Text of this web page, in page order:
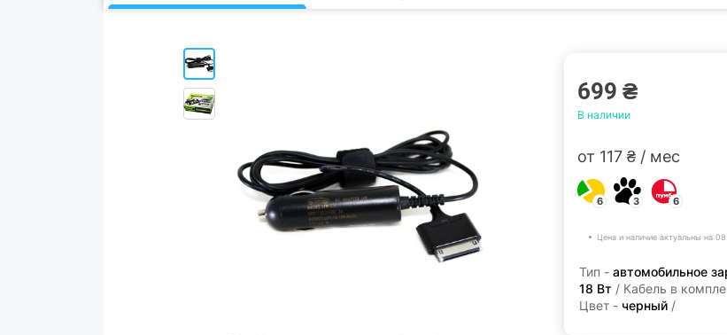
699 ₴
В наличии
от 117 ₴ / мес
6 3 6
Цена и наличие актуальны на
Тип - автомобильное
18 Вт / Кабель в
Цвет - черный /